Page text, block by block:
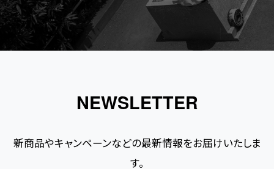
NEWSLETTER
新商品やキャンペーンなどの最新情報をお届けいたしま
す。